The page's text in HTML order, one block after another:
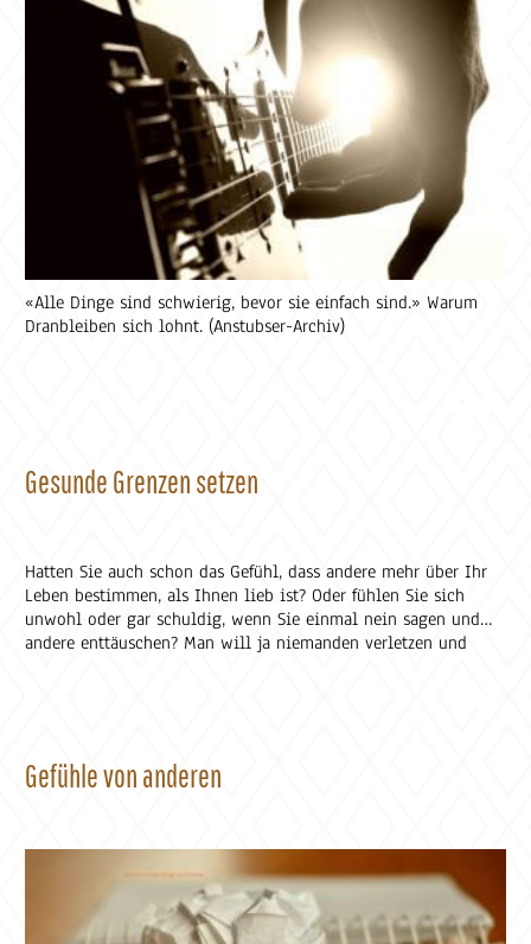
«Alle Dinge sind schwierig, bevor sie einfach sind.» Warum
Dranbleiben sich lohnt. (Anstubser-Archiv)
Gesunde Grenzen setzen
Hatten Sie auch schon das Gefühl, dass andere mehr über Ihr
Leben bestimmen, als Ihnen lieb ist? Oder fühlen Sie sich
unwohl oder gar schuldig, wenn Sie einmal nein sagen und
andere enttäuschen? Man will ja niemanden verletzen und
Gefühle von anderen